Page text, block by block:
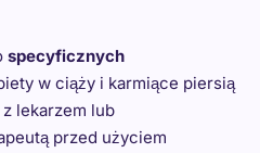
specyficznych
w ciąży i karmiące piersią
lekarzem lub
przed użyciem